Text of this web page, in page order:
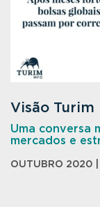
Visão Turim
Uma conversa
mercados e
OUTUBRO 2020 |